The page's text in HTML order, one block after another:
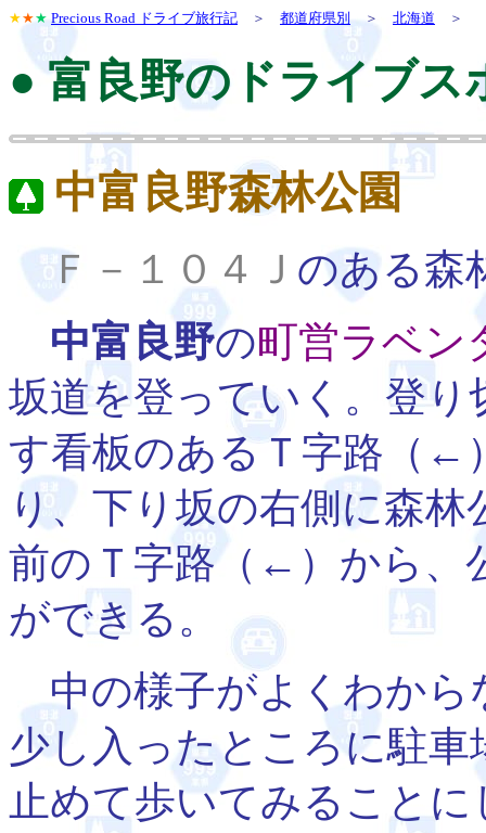
★★★ Precious Road ドライブ旅行記 ＞ 都道府県別＞ 北海道 ＞
● 富良野のドライブス
中富良野森林公園
Ｆ－１０４Ｊ のある森
中富良野の町営ラベン
坂道を登っていく。登
す看板のあるＴ字路（←
り、下り坂の右側に森
前のＴ字路（←）から、
ができる。
中の様子がよくわから
少し入ったところに駐
止めて歩いてみること